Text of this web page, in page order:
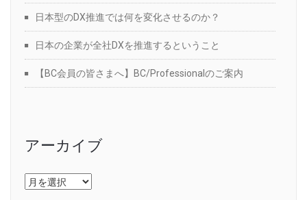
日本型のDX推進では何を変化させるのか？
日本の企業が全社DXを推進するということ
【BC会員の皆さまへ】BC/Professionalのご案内
アーカイブ
ア
ー